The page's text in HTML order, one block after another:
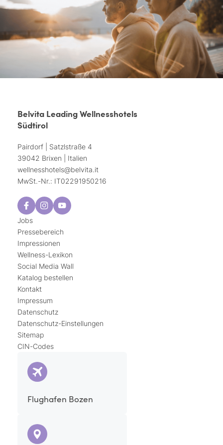
Belvita Leading Wellnesshotels
Südtirol
Pairdorf | Satzlstraße 4
39042 Brixen | Italien
wellnesshotels@belvita.it
MwSt.-Nr.: IT02291950216
Jobs
Pressebereich
Impressionen
Wellness-Lexikon
Social Media Wall
Katalog bestellen
Kontakt
Impressum
Datenschutz
Datenschutz-Einstellungen
Sitemap
CIN-Codes
Flughafen Bozen